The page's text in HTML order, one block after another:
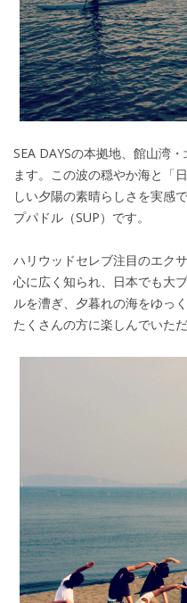
SEA DAYSの本拠地、館山湾
ます。この波の穏やか海と「
しい夕陽の素晴らしさを実感
プパドル（SUP）です。
ハリウッドセレブ注目のエク
心に広く知られ、日本でも大
ルを漕ぎ、夕暮れの海をゆっ
たくさんの方に楽しんでいただ